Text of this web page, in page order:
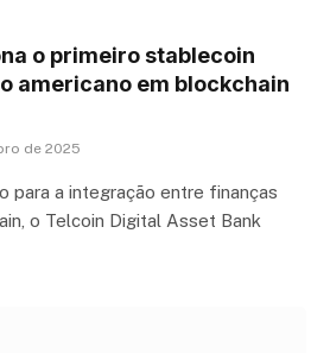
o primeiro stablecoin
americano em blockchain
de 2025
para a integração entre finanças
o Telcoin Digital Asset Bank